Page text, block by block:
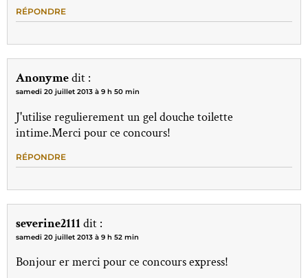
RÉPONDRE
Anonymedit :
samedi 20 juillet 2013 à 9 h 50 min
J'utilise regulierement un gel douche toilette
intime.Merci pour ce concours!
RÉPONDRE
severine2111 dit :
samedi 20 juillet 2013 à 9 h 52 min
Bonjour er merci pour ce concours express!